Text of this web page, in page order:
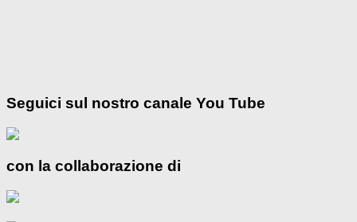
Seguici sul nostro canale You Tube
con la collaborazione di